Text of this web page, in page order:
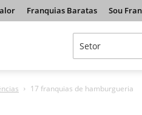
Franquias Baratas Sou
17 franquias de hamburgueria